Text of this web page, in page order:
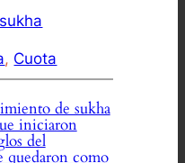
sukha
, Cuota
de sukha
iniciaron
del
como